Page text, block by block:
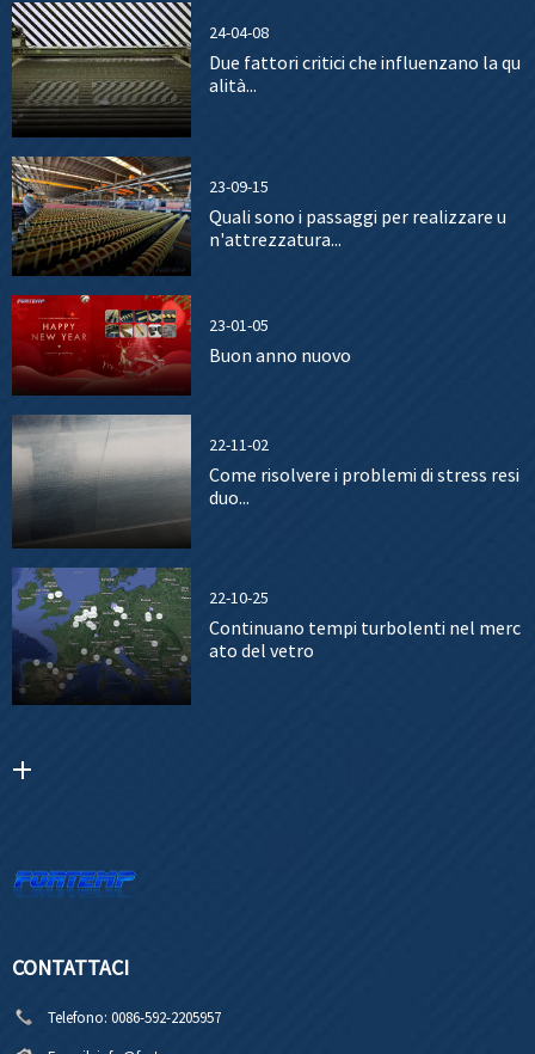
24-04-08
Due fattori critici che influenzano la qu
alità...
23-09-15
Quali sono i passaggi per realizzare u
n'attrezzatura...
23-01-05
Buon anno nuovo
22-11-02
Come risolvere i problemi di stress resi
duo...
22-10-25
Continuano tempi turbolenti nel merc
ato del vetro
CONTATTACI
Telefono: 0086-592-2205957